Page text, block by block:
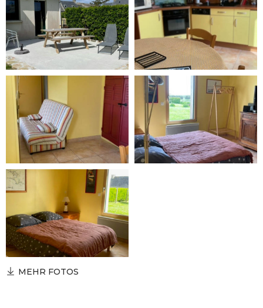
MEHR FOTOS